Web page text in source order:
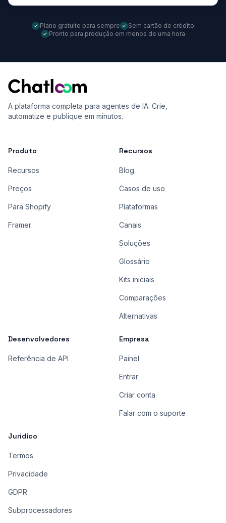
Plano gratuito para sempre
Sem cartão de crédito
Pronto para produção em menos de uma hora
A plataforma completa para agentes de IA. Crie,
automatize e publique em minutos.
Produto
Recursos
Preços
Para Shopify
Framer
Recursos
Blog
Casos de uso
Plataformas
Canais
Soluções
Glossário
Kits iniciais
Comparações
Alternativas
Desenvolvedores
Referência de API
Empresa
Painel
Entrar
Criar conta
Falar com o suporte
Jurídico
Termos
Privacidade
GDPR
Subprocessadores